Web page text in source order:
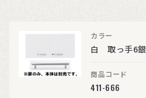
カラー
白 取っ手6銀
商品コード
411-666